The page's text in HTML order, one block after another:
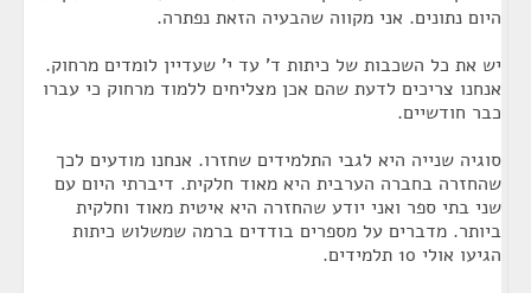
היום נתונים. אני מקווה שהבעיה הזאת נפתרה.
יש את כל השכבות של כיתות ד' עד י' שעדיין לומדים מרחוק.
אנחנו צריכים לדעת שהם אכן מצליחים ללמוד מרחוק כי עברו
כבר חודשיים.
סוגיה שנייה היא לגבי התלמידים שחזרו. אנחנו מודעים לכך
שהחזרה בחברה הערבית היא מאוד חלקית. דיברתי היום עם
שני בתי ספר ואני יודע שהחזרה היא איטית מאוד וחלקית
ביותר. מדברים על מספרים בודדים ברמה שמשלוש כיתות
הגיעו אולי 10 תלמידים.